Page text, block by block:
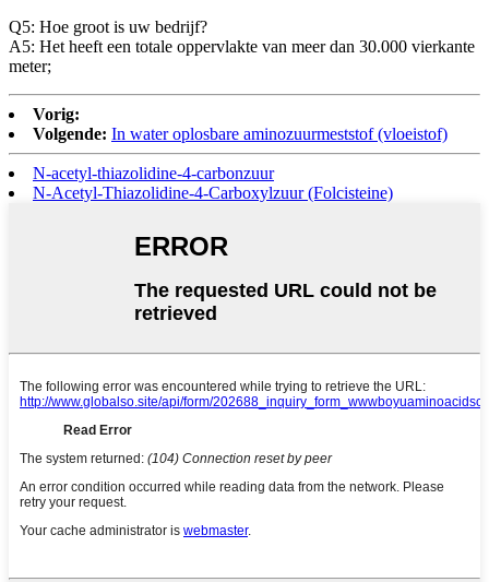
Q5: Hoe groot is uw bedrijf?
A5: Het heeft een totale oppervlakte van meer dan 30.000 vierkante
meter;
Vorig:
Volgende: In water oplosbare aminozuurmeststof (vloeistof)
N-acetyl-thiazolidine-4-carbonzuur
N-Acetyl-Thiazolidine-4-Carboxylzuur (Folcisteine)